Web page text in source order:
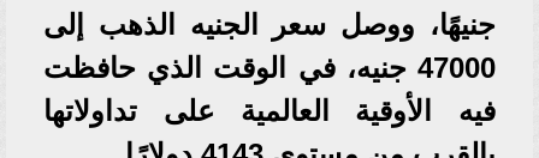
جنيهًا، ووصل سعر الجنيه الذهب إلى
47000 جنيه، في الوقت الذي حافظت
فيه الأوقية العالمية على تداولاتها